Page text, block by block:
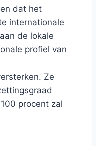
dat het
internationale
de lokale
profiel van
Ze
procent zal